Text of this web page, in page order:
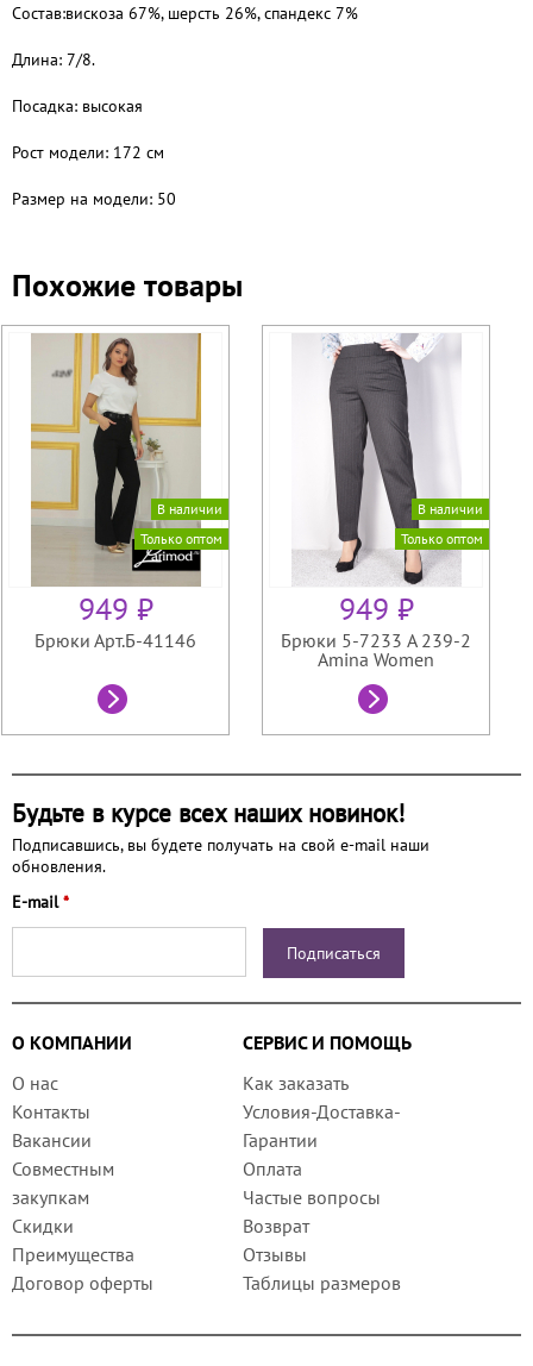
Состав:вискоза 67%, шерсть 26%, спандекс 7%
Длина: 7/8.
Посадка: высокая
Рост модели: 172 см
Размер на модели: 50
Похожие товары
В наличии
Только оптом
949 ₽
Брюки Арт.Б-41146
В наличии
Только оптом
949 ₽
Брюки 5-7233 A 239-2
Amina Women
Будьте в курсе всех наших новинок!
Подписавшись, вы будете получать на свой e-mail наши
обновления.
E-mail*
О КОМПАНИИ
СЕРВИС И ПОМОЩЬ
О нас
Контакты
Вакансии
Совместным
закупкам
Скидки
Преимущества
Договор оферты
Как заказать
Условия-Доставка-
Гарантии
Оплата
Частые вопросы
Возврат
Отзывы
Таблицы размеров